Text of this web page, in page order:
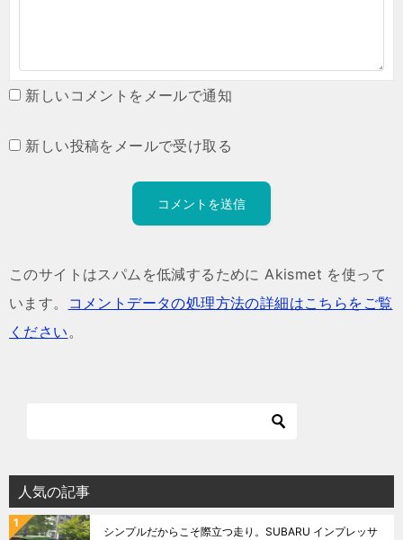
新しいコメントをメールで通知
新しい投稿をメールで受け取る
このサイトはスパムを低減するために Akismet を使って
います。
コメントデータの処理方法の詳細はこちらをご覧
ください。
人気の記事
シンプルだからこそ際立つ走り。SUBARU インプレッサ